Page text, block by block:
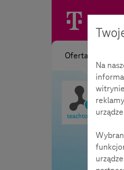
Oferta
Na